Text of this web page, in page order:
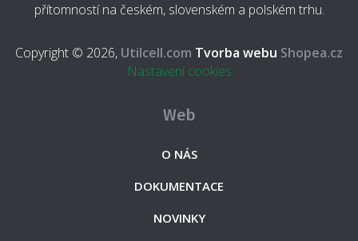
přítomností na českém, slovenském a polském trhu.
Copyright © 2026, Utilcell.com Tvorba webu Shopea.cz
Nastavení cookies
Web
O NÁS
DOKUMENTACE
NOVINKY